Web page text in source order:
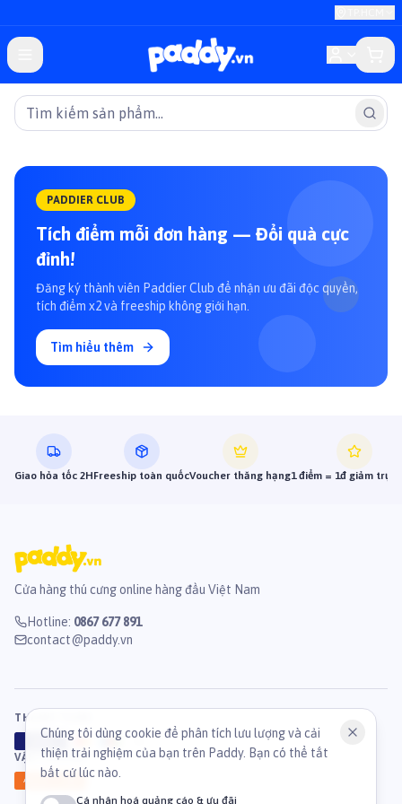
PADDIER CLUB
Tích điểm mỗi đơn hàng — Đổi quà cực
đỉnh!
Đăng ký thành viên Paddier Club để nhận ưu đãi độc quyền,
tích điểm x2 và freeship không giới hạn.
Tìm hiểu thêm
Giao hỏa tốc 2HFreeship toàn quốcVoucher thăng hạng1 điểm = 1đ giảm trực
Cửa hàng thú cưng online hàng đầu Việt Nam
Hotline: 0867 677 891
contact@paddy.vn
THANH TOÁN
B
VẬN CHUYỂN
Ahamove
Chúng tôi dùng cookie để phân tích lưu lượng và cải
thiện trải nghiệm của bạn trên Paddy. Bạn có thể tắt
bất cứ lúc nào.
Cá nhân hoá quảng cáo & ưu đãi